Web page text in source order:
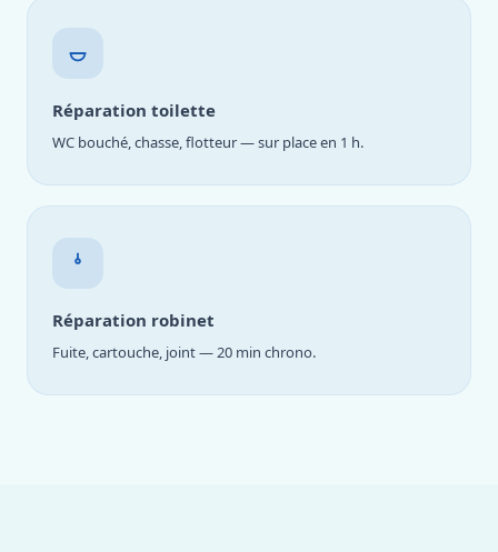
Réparation toilette
WC bouché, chasse, flotteur — sur place en 1 h.
Réparation robinet
Fuite, cartouche, joint — 20 min chrono.